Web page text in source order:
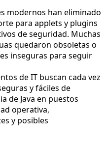
modernos han eliminado
para applets y plugins
de seguridad. Muchas
quedaron obsoletas o
inseguras para seguir
de IT buscan cada vez
y fáciles de
de Java en puestos
operativa,
y posibles